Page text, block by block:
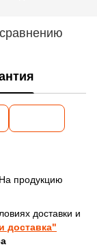
На продукцию
доставки и
доставка"